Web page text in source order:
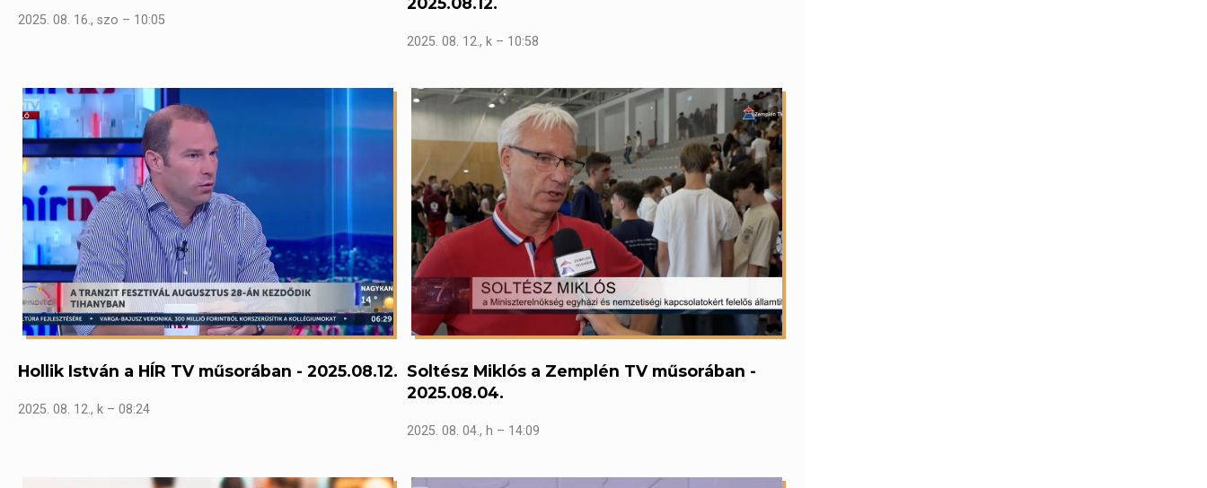
2025. 08. 16., szo – 10:05
2025. 08. 12., k – 10:58
Hollik István a HÍR TV műsorában - 2025.08.12.
2025. 08. 12., k – 08:24
Soltész Miklós a Zemplén TV műsorában -
2025.08.04.
2025. 08. 04., h – 14:09